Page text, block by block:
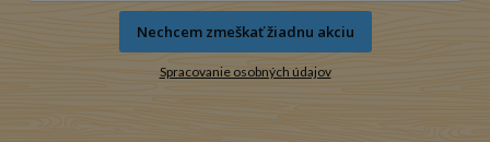
Nechcem zmeškať žiadnu akciu
Spracovanie osobných údajov